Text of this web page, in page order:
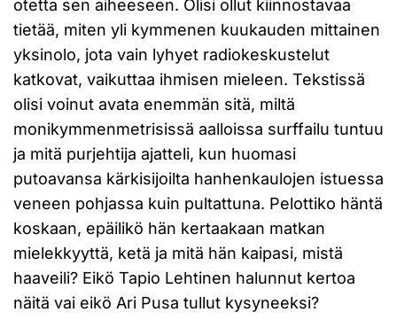
otetta sen aiheeseen. Olisi ollut kiinnostavaa
tietää, miten yli kymmenen kuukauden mittainen
yksinolo, jota vain lyhyet radiokeskustelut
katkovat, vaikuttaa ihmisen mieleen. Tekstissä
olisi voinut avata enemmän sitä, miltä
monikymmenmetrisissä aalloissa surffailu tuntuu
ja mitä purjehtija ajatteli, kun huomasi
putoavansa kärkisijoilta hanhenkaulojen istuessa
veneen pohjassa kuin pultattuna. Pelottiko häntä
koskaan, epäilikö hän kertaakaan matkan
mielekkyyttä, ketä ja mitä hän kaipasi, mistä
haaveili? Eikö Tapio Lehtinen halunnut kertoa
näitä vai eikö Ari Pusa tullut kysyneeksi?